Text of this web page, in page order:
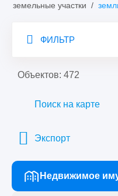
земельные участки /
ФИЛЬТР
Объектов: 472
Поиск на карте
Экспорт
Недвижимое